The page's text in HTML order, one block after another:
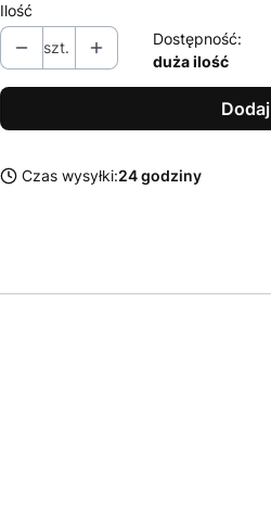
Ilość
szt.
Dostępność:
duża ilość
Czas wysyłki:24 godziny